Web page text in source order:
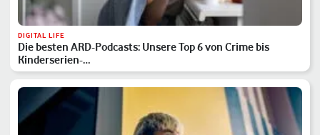
DIGITAL LIFE
Die besten ARD-Podcasts: Unsere Top 6 von Crime bis
Kinderserien-…